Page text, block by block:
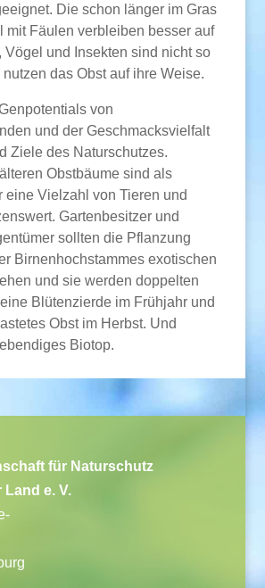
Die schon länger im Gras
mit Fäulen verbleiben besser auf
Vögel und Insekten sind nicht so
das Obst auf ihre Weise.
von
und der Geschmacksvielfalt
Ziele des Naturschutzes.
Obstbäume sind als
eine Vielzahl von Tieren und
Gartenbesitzer und
sollten die Pflanzung
Birnenhochstammes exotischen
und sie werden doppelten
Blütenzierde im Frühjahr und
Obst im Herbst. Und
Biotop.
für Naturschutz
e. V.